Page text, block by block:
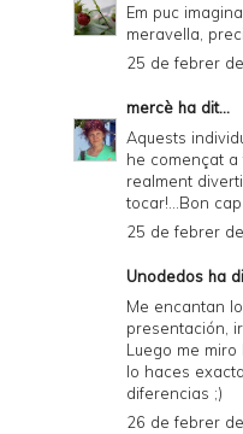
Em puc
meravella,
25 de febrer
mercè ha dit...
Aquests
he començat
realment
tocar!...Bon
25 de febrer
Unodedos ha
Me encantan
presentación,
Luego me
lo haces
diferencias ;)
26 de febrer